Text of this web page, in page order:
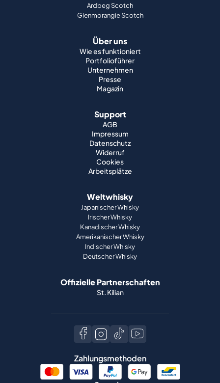
Ardbeg Scotch
Glenmorangie Scotch
Über uns
Wie es funktioniert
Portfolioführer
Unternehmen
Presse
Magazin
Support
AGB
Impressum
Datenschutz
Widerruf
Cookies
Arbeitsplätze
Weltwhisky
Japanischer Whisky
Irischer Whisky
Kanadischer Whisky
Amerikanischer Whisky
Indischer Whisky
Deutscher Whisky
Offizielle Partnerschaften
St. Kilian
Zahlungsmethoden